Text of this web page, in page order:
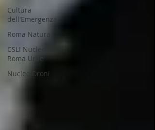
Cultura
dell'Emergenza
Roma Natura
CSLI Nucleo
Roma Urbe
Nucleo Droni